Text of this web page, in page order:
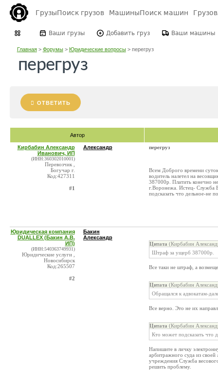
ГрузыПоиск грузов МашиныПоиск машин
Ваши грузы Добавить груз Ваши машины
Главная> Форумы> Юридические вопросы> перегруз
перегруз
ОТВЕТИТЬ
Автор
Кирбабин Александр
Иванович, ИП
(ИНН:360302010001)
Перевозчик ,
Богучар г.
Код:427311
#1
Александр перегруз
Всем Доброго времени
водитель налетел на
387000р. Платить конечно
г.Воронежа. Истец- Служба
подсказать что дельное-не
Юридическая компания
DUALLEX (Бакин А.В.
ИП)
(ИНН:540363749931)
Юридические услуги ,
Новосибирск
Код:265507
#2
Бакин
Александр
Цитата (Кирбабин
Штраф за ущерб 387000р.
Все таки не штраф, а
Цитата (Кирбабин
Обращался к адвокатам-
Все верно. Это не их
Цитата (Кирбабин
Кто может подсказать что
Напишите в личку
арбитражного суда из своей
учреждения Служба
решить проблему.